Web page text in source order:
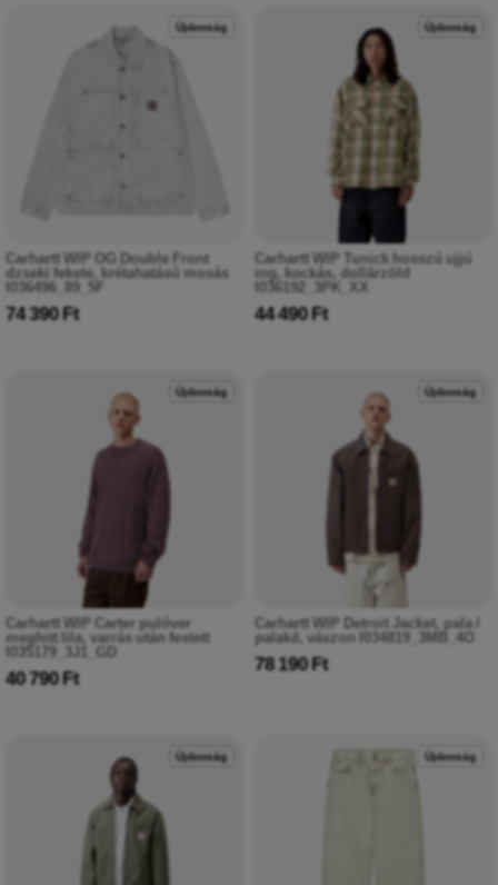
Újdonság
Carhartt WIP OG Double Front
dzseki fekete, krétahatású mosás
I036496_89_5F
74 390 Ft
Újdonság
Carhartt WIP Tunick hosszú ujjú
ing, kockás, dollárzöld
I036192_3PK_XX
44 490 Ft
Újdonság
Carhartt WIP Carter pulóver
meghitt lila, varrás után festett
I035179_3J1_GD
40 790 Ft
Újdonság
Carhartt WIP Detroit Jacket, pala /
palakő, vászon I034819_3MB_4O
78 190 Ft
Újdonság Újdonság